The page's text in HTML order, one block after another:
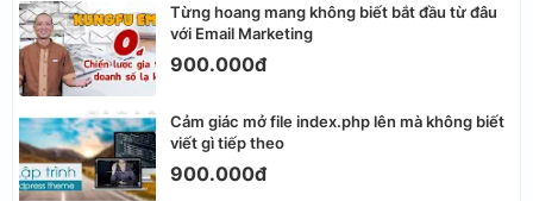
Từng hoang mang không biết bắt đầu từ đâu
với Email Marketing
900.000đ
Cảm giác mở file index.php lên mà không biết
viết gì tiếp theo
900.000đ